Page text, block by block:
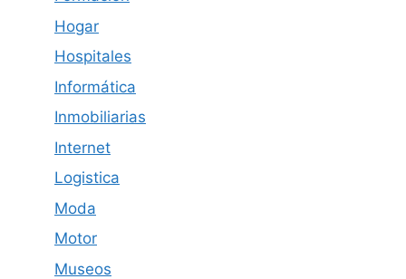
Hogar
Hospitales
Informática
Inmobiliarias
Internet
Logistica
Moda
Motor
Museos